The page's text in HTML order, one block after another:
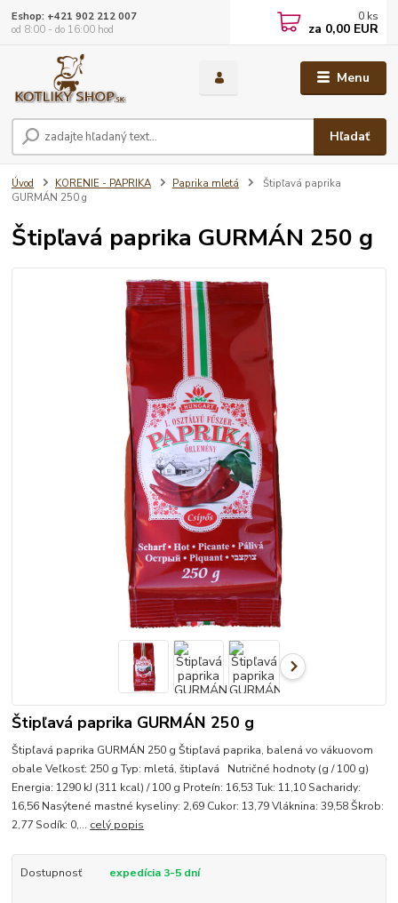
Menu
Hľadať
Eshop: +421 902 212 007
od 8:00 - do 16:00 hod
0 ks
za 0,00 EUR
Úvod KORENIE - PAPRIKA Paprika mletá
Štipľavá paprika
GURMÁN 250 g
Štipľavá paprika GURMÁN 250 g
Štipľavá paprika GURMÁN 250 g
Štipľavá paprika GURMÁN 250 g Štipľavá paprika, balená vo vákuovom
obale Veľkosť: 250 g Typ: mletá, štipľavá Nutričné hodnoty (g / 100 g)
Energia: 1290 kJ (311 kcal) / 100 g Proteín: 16,53 Tuk: 11,10 Sacharidy:
16,56 Nasýtené mastné kyseliny: 2,69 Cukor: 13,79 Vláknina: 39,58 Škrob:
2,77 Sodík: 0,... celý popis
Dostupnosť expedícia 3-5 dní